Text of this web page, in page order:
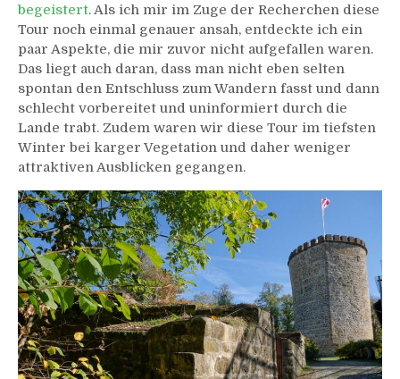
begeistert. Als ich mir im Zuge der Recherchen diese
Tour noch einmal genauer ansah, entdeckte ich ein
paar Aspekte, die mir zuvor nicht aufgefallen waren.
Das liegt auch daran, dass man nicht eben selten
spontan den Entschluss zum Wandern fasst und dann
schlecht vorbereitet und uninformiert durch die
Lande trabt. Zudem waren wir diese Tour im tiefsten
Winter bei karger Vegetation und daher weniger
attraktiven Ausblicken gegangen.